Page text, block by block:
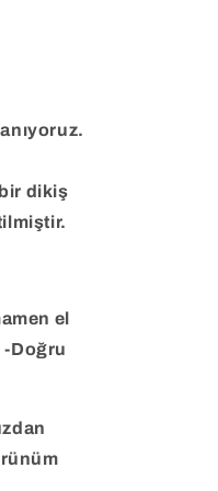
dikiş
el
-Doğru